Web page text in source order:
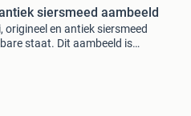
siersmeed aambeeld
origineel en antiek siersmeed
staat. Dit aambeeld is